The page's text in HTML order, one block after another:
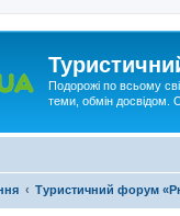
Подорожі по всьому
теми, обмін досвідом.
Туристичний форум